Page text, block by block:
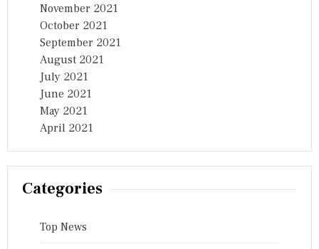
November 2021
October 2021
September 2021
August 2021
July 2021
June 2021
May 2021
April 2021
Categories
Top News